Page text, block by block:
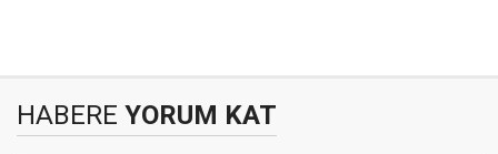
HABERE YORUM KAT